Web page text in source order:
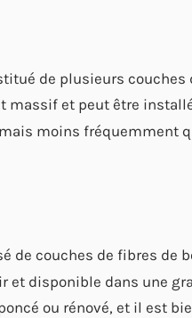
de plusieurs couches
massif et peut être
moins fréquemment
de couches de fibres de
et disponible dans une
ou rénové, et il est